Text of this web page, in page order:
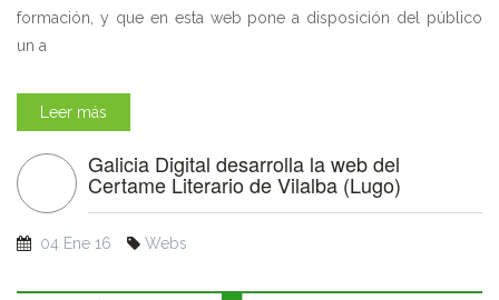
formación, y que en esta web pone a disposición del público
un a
Leer más
Galicia Digital desarrolla la web del
Certame Literario de Vilalba (Lugo)
04 Ene 16 Webs